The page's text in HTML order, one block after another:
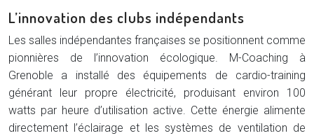
L’innovation des clubs indépendants
Les salles indépendantes françaises se positionnent comme
pionnières de l’innovation écologique. M-Coaching à
Grenoble a installé des équipements de cardio-training
générant leur propre électricité, produisant environ 100
watts par heure d’utilisation active. Cette énergie alimente
directement l’éclairage et les systèmes de ventilation de